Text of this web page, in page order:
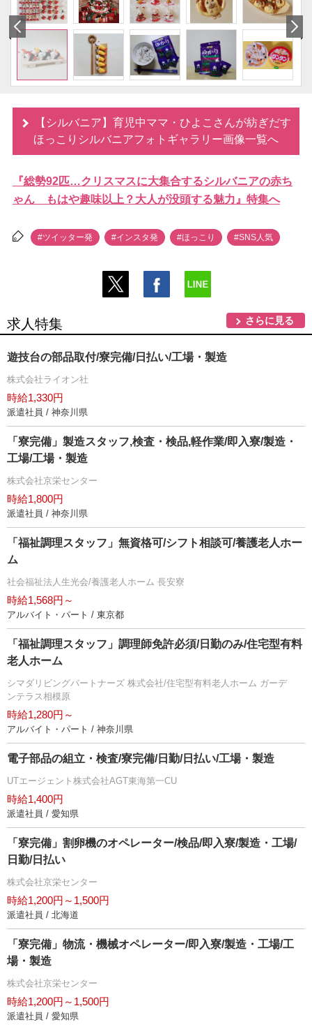
【シルバニア】育児中ママ・ひよこさんが紡ぎだす
ほっこりシルバニアフォトギャラリー画像一覧へ
『総勢92匹…クリスマスに大集合するシルバニアの赤ち
ゃん もはや趣味以上？大人が没頭する魅力』特集へ
#ツイッター発 #インスタ発 #ほっこり #SNS人気
求人特集 さらに見る
遊技台の部品取付/寮完備/日払い/工場・製造
株式会社ライオン社
時給1,330円
派遣社員 / 神奈川県
「寮完備」製造スタッフ,検査・検品,軽作業/即入寮/製造・
工場/工場・製造
株式会社京栄センター
時給1,800円
派遣社員 / 神奈川県
「福祉調理スタッフ」無資格可/シフト相談可/養護老人ホー
ム
社会福祉法人生光会/養護老人ホーム 長安寮
時給1,568円～
アルバイト・パート / 東京都
「福祉調理スタッフ」調理師免許必須/日勤のみ/住宅型有料
老人ホーム
シマダリビングパートナーズ 株式会社/住宅型有料老人ホーム ガーデ
ンテラス相模原
時給1,280円～
アルバイト・パート / 神奈川県
電子部品の組立・検査/寮完備/日勤/日払い/工場・製造
UTエージェント株式会社AGT東海第一CU
時給1,400円
派遣社員 / 愛知県
「寮完備」割卵機のオペレーター/検品/即入寮/製造・工場/
日勤/日払い
株式会社京栄センター
時給1,200円～1,500円
派遣社員 / 北海道
「寮完備」物流・機械オペレーター/即入寮/製造・工場/工
場・製造
株式会社京栄センター
時給1,200円～1,500円
派遣社員 / 愛知県